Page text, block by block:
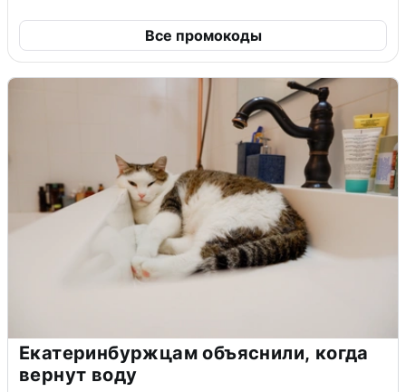
Все промокоды
Екатеринбуржцам объяснили, когда
вернут воду